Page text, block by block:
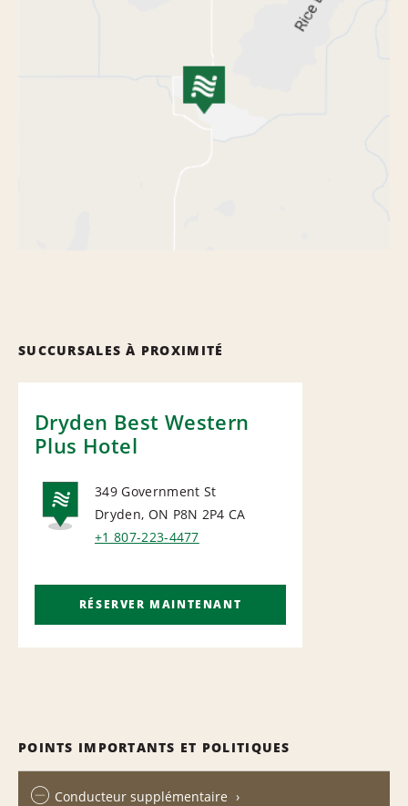
SUCCURSALES À PROXIMITÉ
Dryden Best Western
Plus Hotel
NATIONAL
349 Government St
Dryden, ON P8N 2P4 CA
+1 807-223-4477
RÉSERVER MAINTENANT
POINTS IMPORTANTS ET POLITIQUES
Conducteur supplémentaire